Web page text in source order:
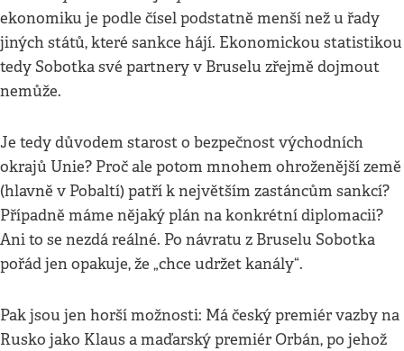
ekonomiku je podle čísel podstatně menší než u řady
jiných států, které sankce hájí. Ekonomickou statistikou
tedy Sobotka své partnery v Bruselu zřejmě dojmout
nemůže.
Je tedy důvodem starost o bezpečnost východních
okrajů Unie? Proč ale potom mnohem ohroženější země
(hlavně v Pobaltí) patří k největším zastáncům sankcí?
Případně máme nějaký plán na konkrétní diplomacii?
Ani to se nezdá reálné. Po návratu z Bruselu Sobotka
pořád jen opakuje, že „chce udržet kanály“.
Pak jsou jen horší možnosti: Má český premiér vazby na
Rusko jako Klaus a maďarský premiér Orbán, po jehož